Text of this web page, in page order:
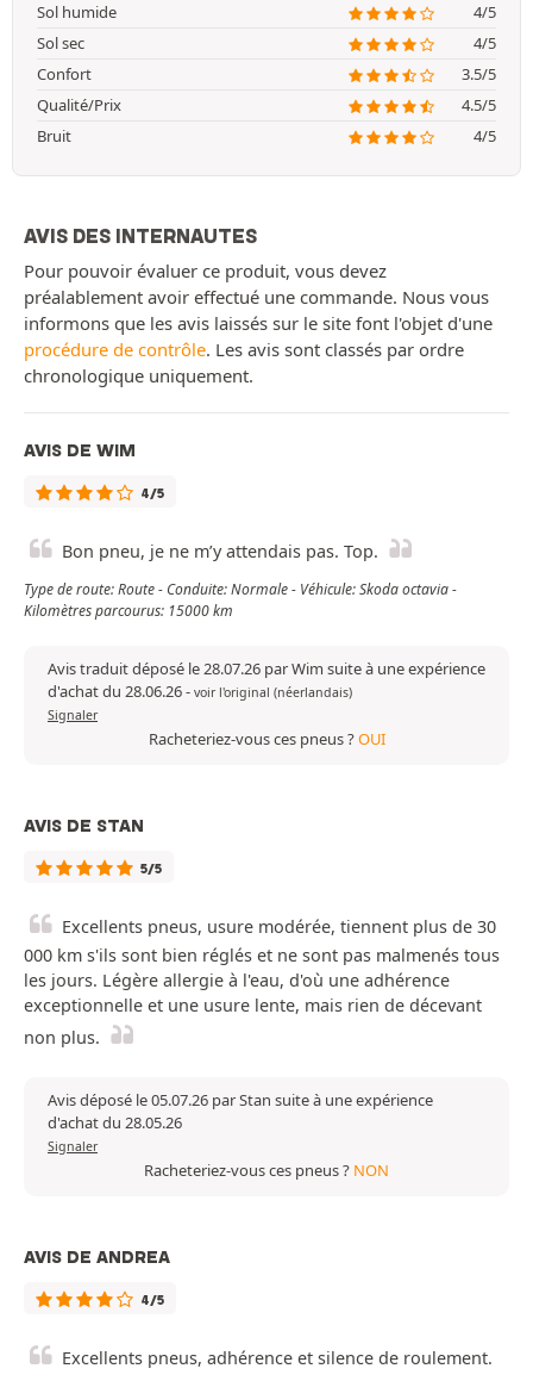
Sol humide
4/5
Sol sec
4/5
Confort
3.5/5
Qualité/Prix
4.5/5
Bruit
4/5
AVIS DES INTERNAUTES
Pour pouvoir évaluer ce produit, vous devez
préalablement avoir effectué une commande. Nous vous
informons que les avis laissés sur le site font l'objet d'une
procédure de contrôle. Les avis sont classés par ordre
chronologique uniquement.
AVIS DE WIM
4/5
Bon pneu, je ne m’y attendais pas. Top.
Type de route: Route - Conduite: Normale - Véhicule: Skoda octavia -
Kilomètres parcourus: 15000 km
Avis traduit déposé le 28.07.26 par Wim suite à une expérience
d'achat du 28.06.26- voir l'original (néerlandais)
Signaler
Racheteriez-vous ces pneus ?OUI
AVIS DE STAN
5/5
Excellents pneus, usure modérée, tiennent plus de 30
000 km s'ils sont bien réglés et ne sont pas malmenés tous
les jours. Légère allergie à l'eau, d'où une adhérence
exceptionnelle et une usure lente, mais rien de décevant
non plus.
Avis déposé le 05.07.26 par Stan suite à une expérience
d'achat du 28.05.26
Signaler
Racheteriez-vous ces pneus ? NON
AVIS DE ANDREA
4/5
Excellents pneus, adhérence et silence de roulement.